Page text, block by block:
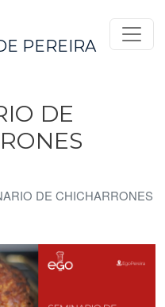
PEREIRA
DE
DE CHICHARRONES